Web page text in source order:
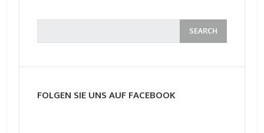
FOLGEN SIE UNS AUF FACEBOOK